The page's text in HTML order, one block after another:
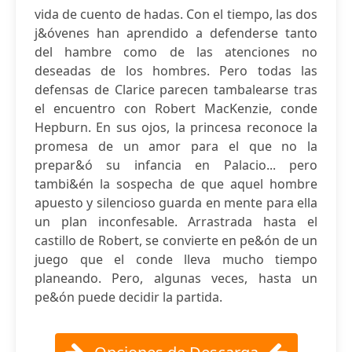
vida de cuento de hadas. Con el tiempo, las dos
j&óvenes han aprendido a defenderse tanto
del hambre como de las atenciones no
deseadas de los hombres. Pero todas las
defensas de Clarice parecen tambalearse tras
el encuentro con Robert MacKenzie, conde
Hepburn. En sus ojos, la princesa reconoce la
promesa de un amor para el que no la
prepar&ó su infancia en Palacio... pero
tambi&én la sospecha de que aquel hombre
apuesto y silencioso guarda en mente para ella
un plan inconfesable. Arrastrada hasta el
castillo de Robert, se convierte en pe&ón de un
juego que el conde lleva mucho tiempo
planeando. Pero, algunas veces, hasta un
pe&ón puede decidir la partida.